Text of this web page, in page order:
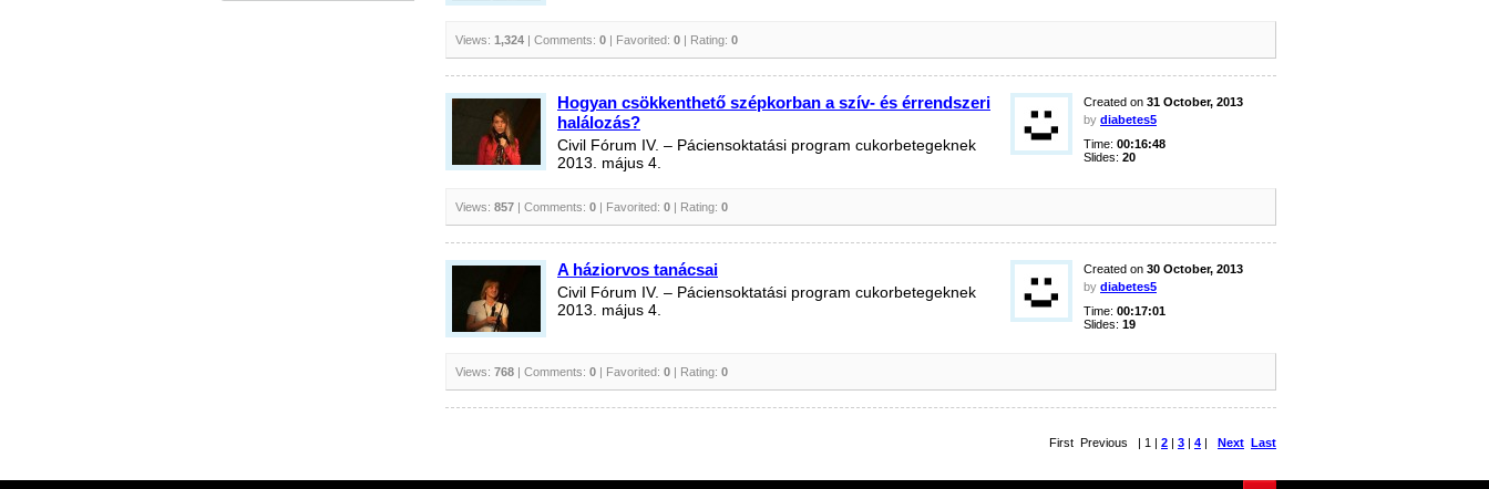
Views: 1,324 | Comments: 0 | Favorited: 0 | Rating: 0
Hogyan csökkenthető szépkorban a szív- és érrendszeri
halálozás?
Civil Fórum IV. – Páciensoktatási program cukorbetegeknek
2013. május 4.
Created on 31 October, 2013
by diabetes5
Time: 00:16:48
Slides: 20
Views: 857 | Comments: 0 | Favorited: 0 | Rating: 0
A háziorvos tanácsai
Civil Fórum IV. – Páciensoktatási program cukorbetegeknek
2013. május 4.
Created on 30 October, 2013
by diabetes5
Time: 00:17:01
Slides: 19
Views: 768 | Comments: 0 | Favorited: 0 | Rating: 0
First Previous | 1 | 2 | 3 | 4 | Next Last